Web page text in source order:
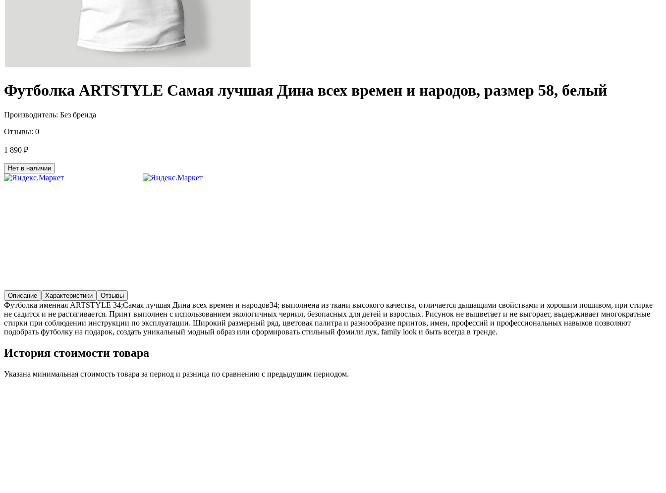
Футболка ARTSTYLE Самая лучшая Дина всех времен и народов, размер 58, белый
Производитель: Без бренда
Отзывы: 0
1 890 ₽
Нет в наличии
Описание Характеристики Отзывы
Футболка именная ARTSTYLE 34;Самая лучшая Дина всех времен и народов34; выполнена из ткани высокого качества, отличается дышащими свойствами и хорошим пошивом, при стирке
не садится и не растягивается. Принт выполнен с использованием экологичных чернил, безопасных для детей и взрослых. Рисунок не выцветает и не выгорает, выдерживает многократные
стирки при соблюдении инструкции по эксплуатации. Широкий размерный ряд, цветовая палитра и разнообразие принтов, имен, профессий и профессиональных навыков позволяют
подобрать футболку на подарок, создать уникальный модный образ или сформировать стильный фэмили лук, family look и быть всегда в тренде.
История стоимости товара
Указана минимальная стоимость товара за период и разница по сравнению с предыдущим периодом.